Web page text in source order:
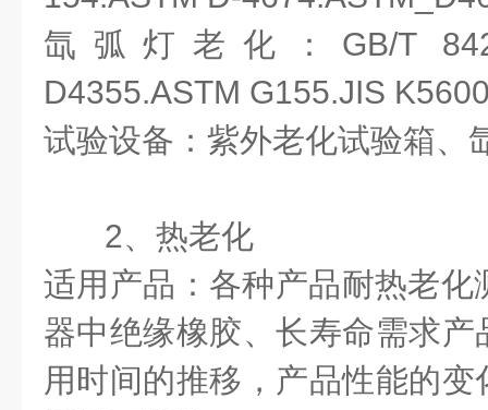
氙弧灯老化：GB/T
D4355.ASTM G155.JIS
试验设备：紫外老化试验箱、
2、热老化
适用产品：各种产品耐热老化
器中绝缘橡胶、长寿命需求
用时间的推移，产品性能的